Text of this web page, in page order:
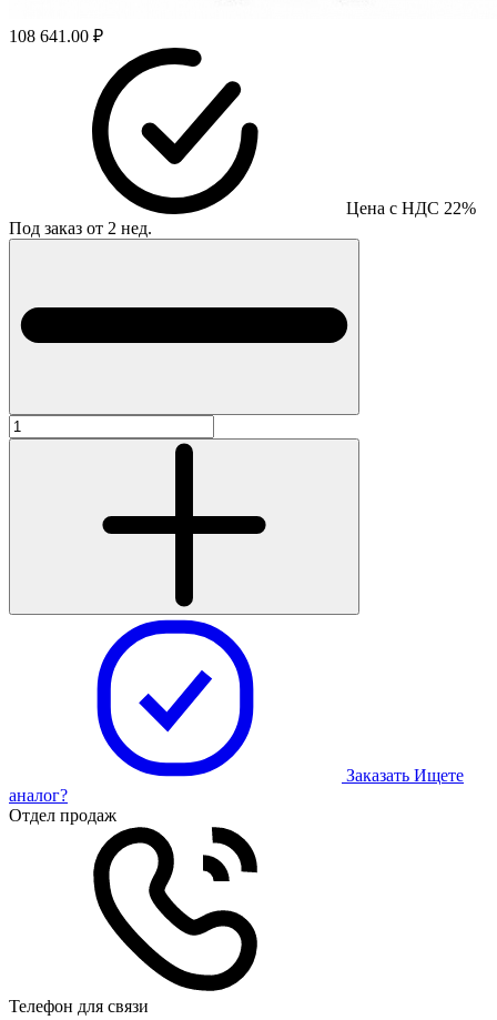
108 641.00 ₽
Цена с НДС 22%
Под заказ от 2 нед.
Заказать Ищете
аналог?
Отдел продаж
Телефон для связи